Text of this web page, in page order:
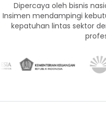
Dipercaya oleh bisnis
Insimen mendampingi
kepatuhan lintas sektor